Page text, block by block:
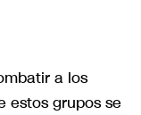
a los
estos grupos se